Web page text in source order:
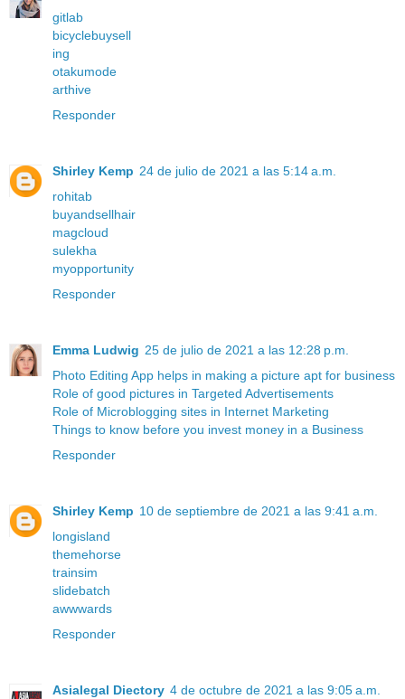
gitlab
bicyclebuysell
ing
otakumode
arthive
Responder
Shirley Kemp 24 de julio de 2021 a las 5:14 a.m.
rohitab
buyandsellhair
magcloud
sulekha
myopportunity
Responder
Emma Ludwig 25 de julio de 2021 a las 12:28 p.m.
Photo Editing App helps in making a picture apt for business
Role of good pictures in Targeted Advertisements
Role of Microblogging sites in Internet Marketing
Things to know before you invest money in a Business
Responder
Shirley Kemp 10 de septiembre de 2021 a las 9:41 a.m.
longisland
themehorse
trainsim
slidebatch
awwwards
Responder
Asialegal Diectory 4 de octubre de 2021 a las 9:05 a.m.